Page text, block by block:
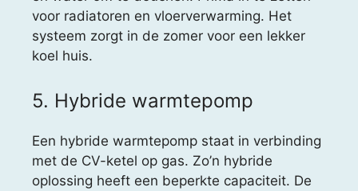
voor radiatoren en vloerverwarming. Het
systeem zorgt in de zomer voor een lekker
koel huis.
5. Hybride warmtepomp
Een hybride warmtepomp staat in verbinding
met de CV-ketel op gas. Zo’n hybride
oplossing heeft een beperkte capaciteit. De